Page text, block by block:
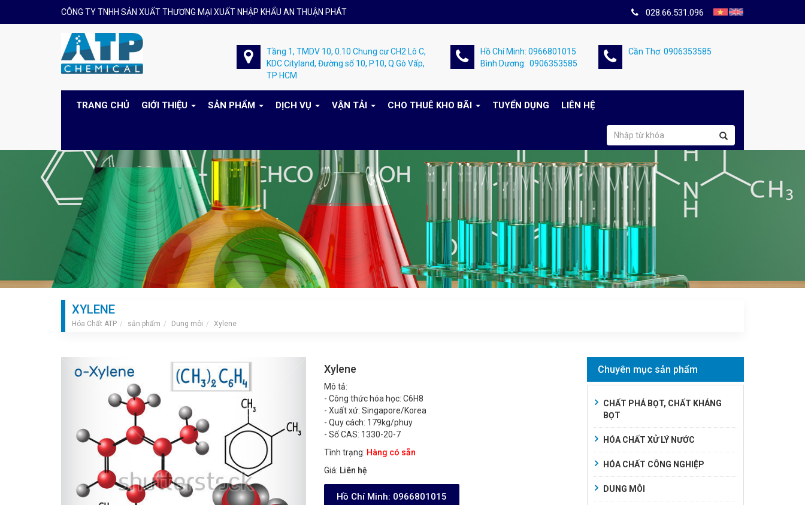
CÔNG TY TNHH SẢN XUẤT THƯƠNG MẠI XUẤT NHẬP KHẨU AN THUẬN PHÁT 028.66.531.096
Tầng 1, TMDV 10, 0.10 Chung cư CH2 Lô C,
KDC Cityland, Đường số 10, P.10, Q.Gò Vấp,
TP HCM
Hồ Chí Minh: 0966801015
Bình Dương: 0906353585
Cần Thơ: 0906353585
TRANG CHỦ GIỚI THIỆU SẢN PHẨM DỊCH VỤ VẬN TẢI CHO THUÊ KHO BÃI TUYỂN DỤNG LIÊN HỆ
XYLENE
Hóa Chất ATP sản phẩm Dung môi Xylene
Xylene
Mô tả:
- Công thức hóa học: C6H8
- Xuất xứ: Singapore/Korea
- Quy cách: 179kg/phuy
- Số CAS: 1330-20-7
Tình trạng: Hàng có sẵn
Giá: Liên hệ
Hồ Chí Minh: 0966801015
Chuyên mục sản phẩm
CHẤT PHÁ BỌT, CHẤT KHÁNG
BỌT
HÓA CHẤT XỬ LÝ NƯỚC
HÓA CHẤT CÔNG NGHIỆP
DUNG MÔI